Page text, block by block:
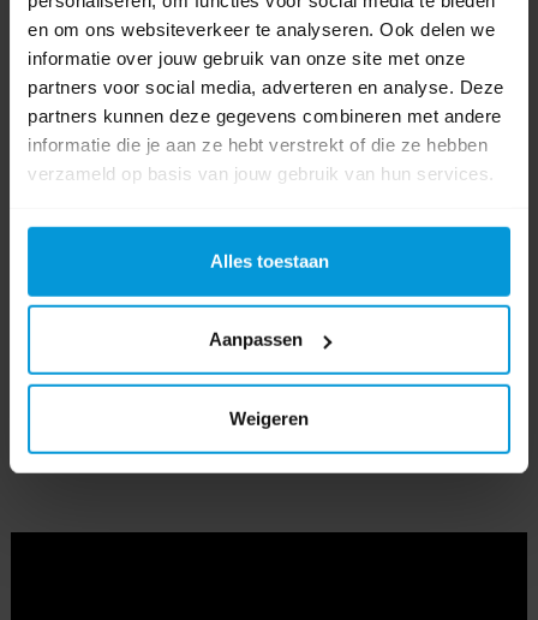
en om ons websiteverkeer te analyseren. Ook delen we
informatie over jouw gebruik van onze site met onze
partners voor social media, adverteren en analyse. Deze
partners kunnen deze gegevens combineren met andere
informatie die je aan ze hebt verstrekt of die ze hebben
verzameld op basis van jouw gebruik van hun services.
Alles toestaan
Aanpassen
Weigeren
Systeem Satino SYS1
Soort
dispenser
Kleur
Afmeting 318 x 232 x 419 mm (BxDxH)
Product labels
(45) , hyginity (42)
314400 (2), 314370 (3), 333418 (1)
Video's